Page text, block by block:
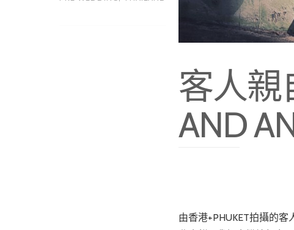
客人親
AND
由香港+PHUKET拍攝的